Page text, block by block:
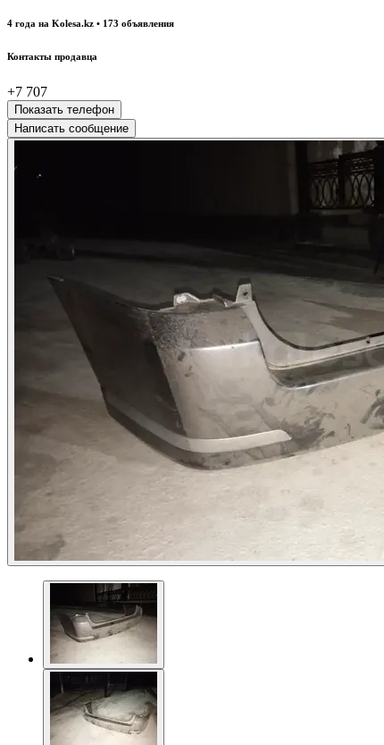
4 года на Kolesa.kz • 173 объявления
Контакты продавца
+7 707
Показать телефон
Написать сообщение